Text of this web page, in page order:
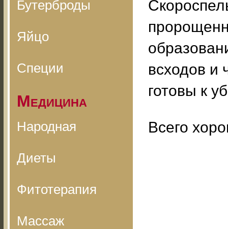
Бутерброды
Яйцо
Специи
Медицина
Народная
Диеты
Фитотерапия
Массаж
всходов и
готовы к
Всего